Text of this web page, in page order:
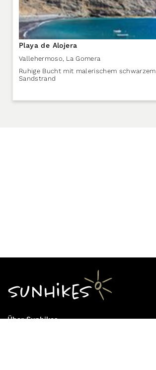
Playa de Alojera
Vallehermoso, La Gomera
Ruhige Bucht mit malerischem schwarzem
Sandstrand
Über Sunhikes